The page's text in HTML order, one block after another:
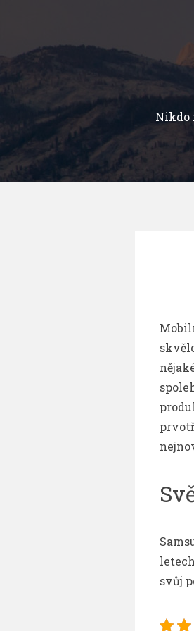
obsahu
Nikdo
svůj